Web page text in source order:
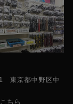
東京都中野区中
ちら